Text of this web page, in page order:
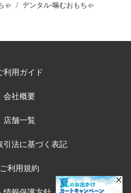
ゃ デンタル·噛むおもちゃ
利用ガイド
会社概要
店舗一覧
引法に基づく表記
ご利用規約